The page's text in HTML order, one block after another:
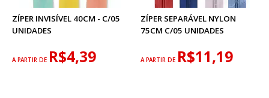
ZÍPER INVISÍVEL 40CM - C/05
UNIDADES
A PARTIR DE R$4,39
ZÍPER SEPARÁVEL NYLON
75CM C/05 UNIDADES
A PARTIR DE R$11,19